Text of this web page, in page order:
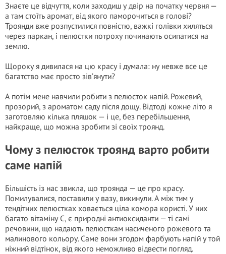
Знаєте це відчуття, коли заходиш у двір на початку червня —
а там стоїть аромат, від якого паморочиться в голові?
Троянди вже розпустилися повністю, важкі голівки хиляться
через паркан, і пелюстки потроху починають осипатися на
землю.
Щороку я дивилася на цю красу і думала: ну невже все це
багатство має просто зів’янути?
А потім мене навчили робити з пелюсток напій. Рожевий,
прозорий, з ароматом саду після дощу. Відтоді кожне літо я
заготовляю кілька пляшок — і це, без перебільшення,
найкраще, що можна зробити зі своїх троянд.
Чому з пелюсток троянд варто робити
саме напій
Більшість із нас звикла, що троянда — це про красу.
Помилувалися, поставили у вазу, викинули. А між тим у
тендітних пелюстках ховається ціла комора користі. У них
багато вітаміну С, є природні антиоксиданти — ті самі
речовини, що надають пелюсткам насиченого рожевого та
малинового кольору. Саме вони згодом фарбують напій у той
ніжний відтінок, від якого неможливо відвести погляд.